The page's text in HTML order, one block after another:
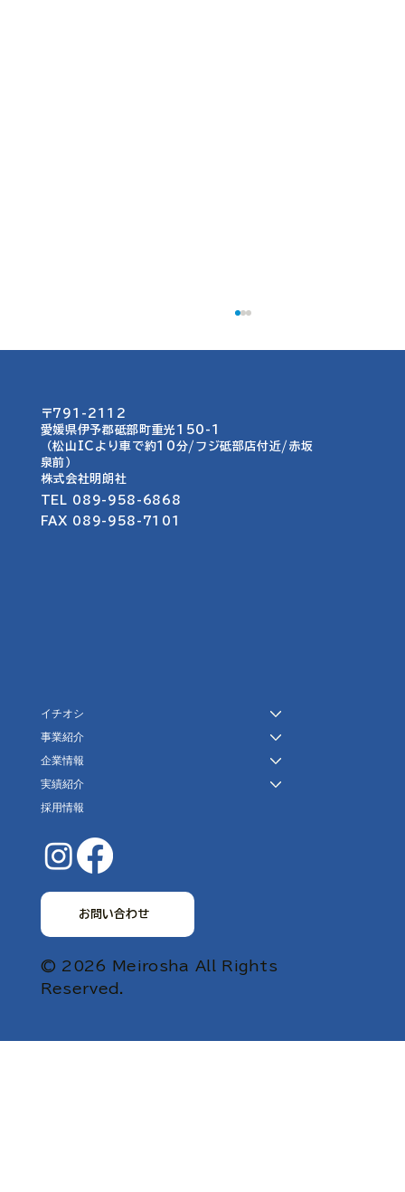
名称・ロゴ・看板作成
〒791-2112
愛媛県伊予郡砥部町重光150-1​​
（松山ICより車で約10分/フジ砥部店付近/赤坂
泉前）
​株式会社明朗社
TEL 089-958-6868
FAX 089-958-7101
イチオシ
事業紹介
企業情報
実績紹介
採用情報
お問い合わせ
© 2026 Meirosha All Rights
Reserved.